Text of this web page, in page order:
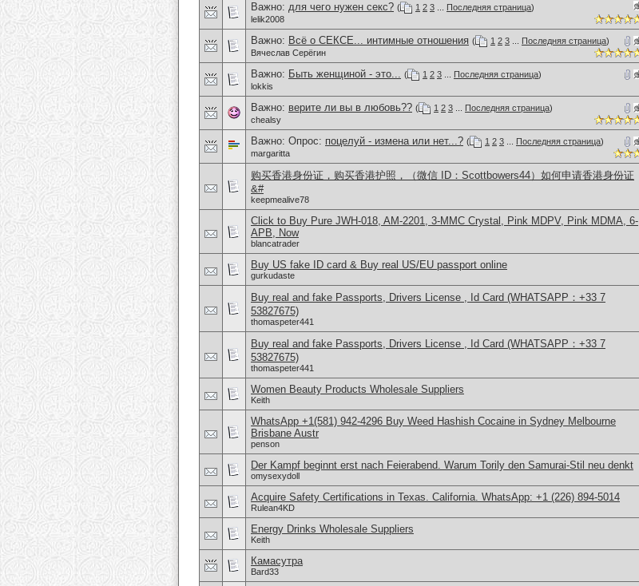
Важно: для чего нужен секс? ( 1 2 3 Последняя страница)
lelik2008
Важно: Всё о СЕКСЕ... интимные отношения ( 1 2 3 Последняя страница)
Вячеслав Серёгин
Важно: Быть женщиной - это... ( 1 2 3 Последняя страница)
lokkis
Важно: верите ли вы в любовь?? ( 1 2 3 Последняя страница)
chealsy
Важно: Опрос: поцелуй - измена или нет...? ( 1 2 3 Последняя страница)
margaritta
购买香港身份证，购买香港护照，（微信 ID：Scottbowers44）如何申请香港身份证
&#
keepmealive78
Click to Buy Pure JWH-018, AM-2201, 3-MMC Crystal, Pink MDPV, Pink MDMA, 6-
APB, Now
blancatrader
Buy US fake ID card & Buy real US/EU passport online
gurkudaste
Buy real and fake Passports, Drivers License , Id Card (WHATSAPP：+33 7
53827675)
thomaspeter441
Buy real and fake Passports, Drivers License , Id Card (WHATSAPP：+33 7
53827675)
thomaspeter441
Women Beauty Products Wholesale Suppliers
Keith
WhatsApp +1(581) 942-4296 Buy Weed Hashish Cocaine in Sydney Melbourne
Brisbane Austr
penson
Der Kampf beginnt erst nach Feierabend. Warum Torily den Samurai-Stil neu denkt
omysexydoll
Acquire Safety Certifications in Texas. California. WhatsApp: +1 (226) 894-5014
Rulean4KD
Energy Drinks Wholesale Suppliers
Keith
Камасутра
Bard33